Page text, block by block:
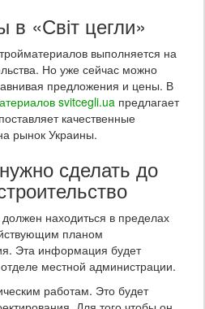
«Світ цегли»
выполняется на
Но уже сейчас можно
предложения и цены. В
svitcegli.ua предлагает
качественные
рынок Украины.
сделать до
находиться в пределах
планом
Эта информация будет
местной администрации.
работам. Это будет